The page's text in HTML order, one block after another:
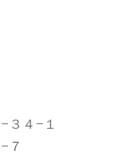
４−１
７